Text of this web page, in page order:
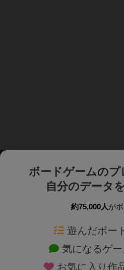
ボードゲームのプ
自分のデータ
約75,000人が
遊んだボー
気になるゲ
お気に入り作
ボードゲームを検索する